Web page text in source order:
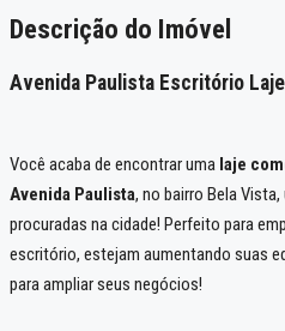
Descrição do Imóvel
Avenida Paulista Escritório
Você acaba de encontrar uma laje
Avenida Paulista, no bairro Bela
procuradas na cidade! Perfeito para
escritório, estejam aumentando suas
para ampliar seus negócios!